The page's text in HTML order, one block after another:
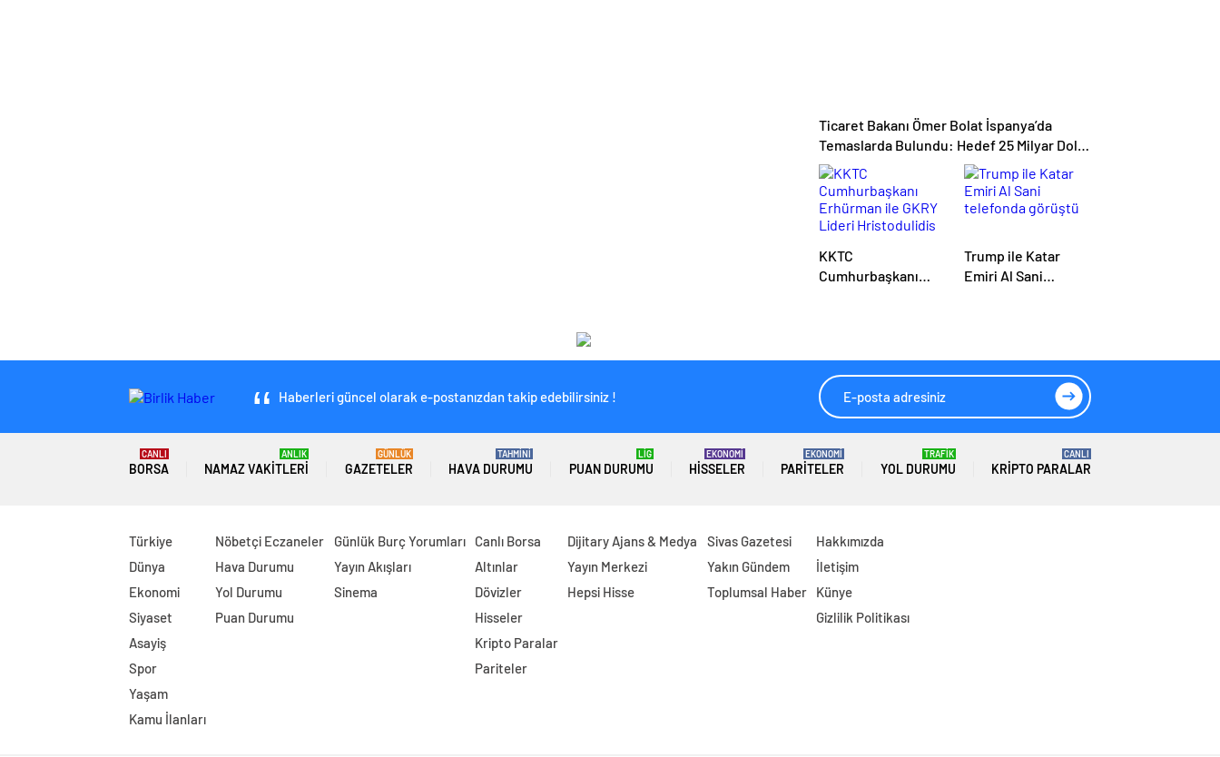
Ticaret Bakanı Ömer Bolat İspanya’da
Temaslarda Bulundu: Hedef 25 Milyar Dolar
Ticaret Hacmi
KKTC
Cumhurbaşkanı
Trump ile Katar
Emiri Al Sani
Haberleri güncel olarak e-postanızdan takip edebilirsiniz !
BORSA
CANLI
NAMAZ VAKITLERI
ANLIK
GAZETELER
GÜNLÜK
HAVA DURUMU
TAHMİNİ
PUAN DURUMU
LİG
HISSELER
EKONOMİ
PARITELER
EKONOMİ
YOL DURUMU
TRAFİK
KRIPTO PARALAR
CANLI
Türkiye
Dünya
Ekonomi
Siyaset
Asayiş
Spor
Yaşam
Kamu İlanları
Nöbetçi Eczaneler
Hava Durumu
Yol Durumu
Puan Durumu
Günlük Burç Yorumları
Yayın Akışları
Sinema
Canlı Borsa
Altınlar
Dövizler
Hisseler
Kripto Paralar
Pariteler
Dijitary Ajans & Medya
Yayın Merkezi
Hepsi Hisse
Sivas Gazetesi
Yakın Gündem
Toplumsal Haber
Hakkımızda
İletişim
Künye
Gizlilik Politikası